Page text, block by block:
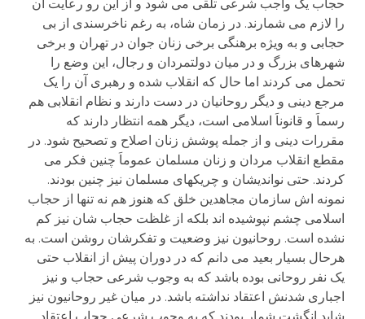
حجاب یک واجب شرعی تلقی می شود و از این رو رعایت آن
را لازم می شمارند. در زمان شاه، به رغم ناخرسندی از بی
حجابی و به ویژه برهنگی برخی زنان جوان در تهران و برخی
شهرهای بزرگ و در میان دولتمردان و رجال، این وضع را
تحمل می کردند اما حال که انقلاب شده و رهبری آن را یک
مرجع دینی و دیگر روحانیان در دست دارند و نظام انقلابی هم
رسماَ و قانوناَ اسلامی است، دیگر همه انتظار دارند که
مقررات دینی و از جمله پوشش زنان اصلاح و تصحیح شود. در
مقطع انقلاب مردان و زنان مسلمان عموماَ چنین فکر می
کردند. حتی نواندیشان و چریکهای مسلمان نیز چنین بودند.
نمونه اش سازمان مجاهدین خلق که هنوز هم نه تنها از حجاب
اسلامی چشم نپوشیده اند بلکه از غلظت حجاب شان نیز کم
نشده است. روحانیون نیز وضعیت و تفکرشان روشن است. به
هرحال بسیار بعید می دانم که در دوران پیش از انقلاب حتی
یک نفر روحانی بوده باشد که به وجوب شرعی حجاب و نیز
اجباری شدنش اعتقاد نداشته باشد. در میان غیر روحانیون نیز